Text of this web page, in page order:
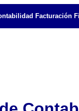
Facturación